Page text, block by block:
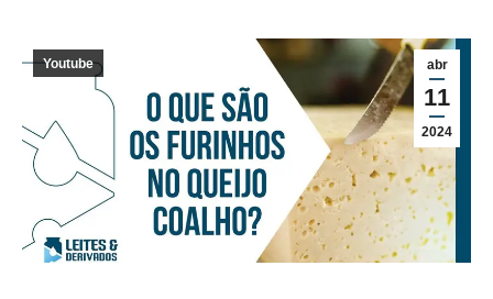
abr
11
2024
Youtube